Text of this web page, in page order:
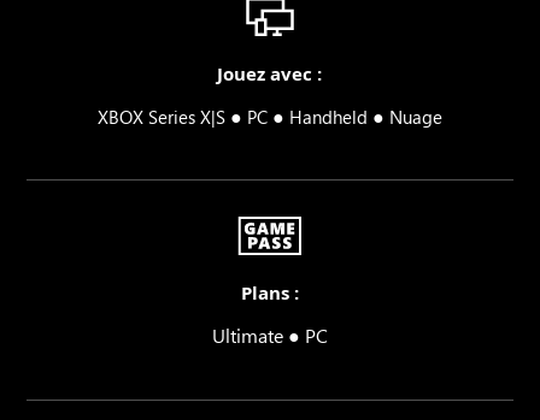
Jouez avec :
XBOX Series X|S ● PC ● Handheld ● Nuage
Plans :
Ultimate ● PC